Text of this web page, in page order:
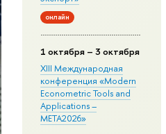
онлайн
1 октября – 3 октября
XIII Международная
конференция «Modern
Econometric Tools and
Applications –
META2026»